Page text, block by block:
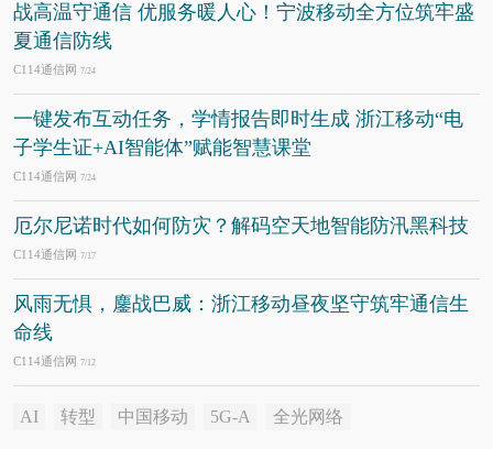
战高温守通信 优服务暖人心！宁波移动全方位筑牢盛
夏通信防线
C114通信网 7/24
一键发布互动任务，学情报告即时生成 浙江移动“电
子学生证+AI智能体”赋能智慧课堂
C114通信网 7/24
厄尔尼诺时代如何防灾？解码空天地智能防汛黑科技
C114通信网 7/17
风雨无惧，鏖战巴威：浙江移动昼夜坚守筑牢通信生
命线
C114通信网 7/12
AI 转型 中国移动 5G-A 全光网络